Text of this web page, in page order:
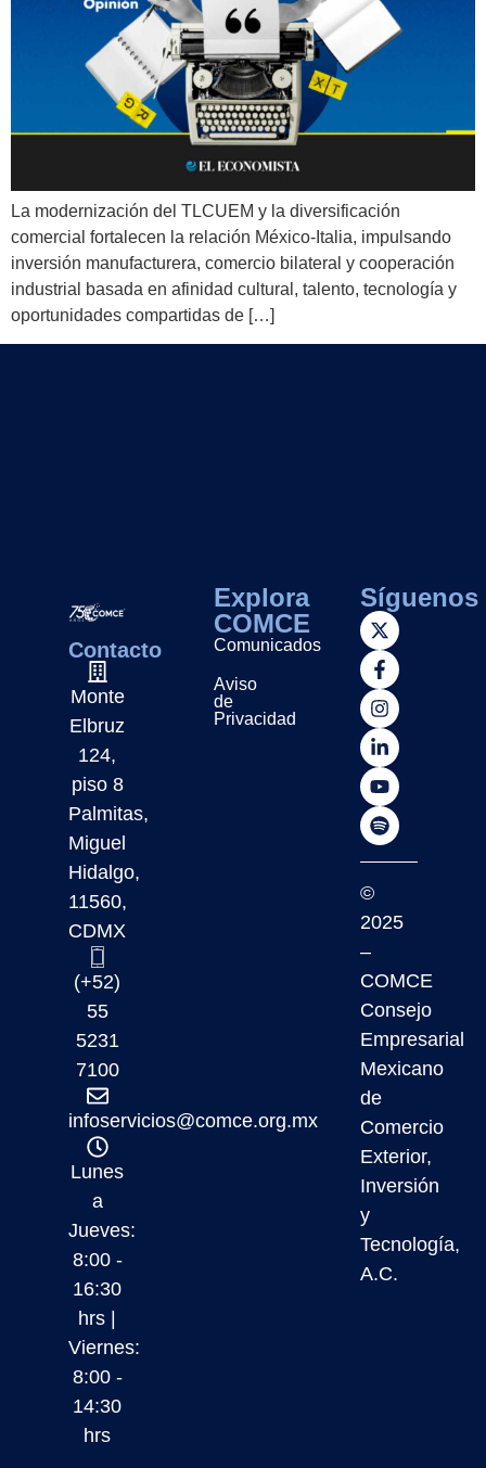
La modernización del TLCUEM y la diversificación
comercial fortalecen la relación México-Italia, impulsando
inversión manufacturera, comercio bilateral y cooperación
industrial basada en afinidad cultural, talento, tecnología y
oportunidades compartidas de […]
Contacto
Monte
Elbruz
124,
piso 8
Palmitas,
Miguel
Hidalgo,
11560,
CDMX
(+52)
55
5231
7100
infoservicios@comce.org.mx
Lunes
a
Jueves:
8:00 -
16:30
hrs |
Viernes:
8:00 -
14:30
hrs
Explora
COMCE
Comunicados
Aviso
de
Privacidad
Síguenos
©
2025
–
COMCE
Consejo
Empresarial
Mexicano
de
Comercio
Exterior,
Inversión
y
Tecnología,
A.C.